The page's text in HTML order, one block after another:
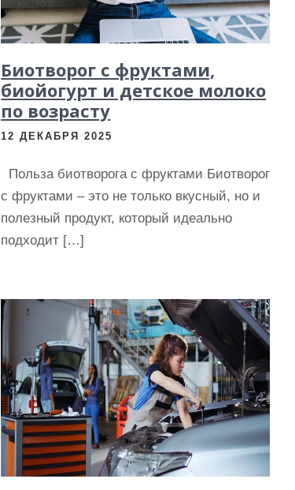
Биотворог с фруктами,
биойогурт и детское молоко
по возрасту
12 ДЕКАБРЯ 2025
Польза биотворога с фруктами Биотворог
с фруктами – это не только вкусный, но и
полезный продукт, который идеально
подходит […]